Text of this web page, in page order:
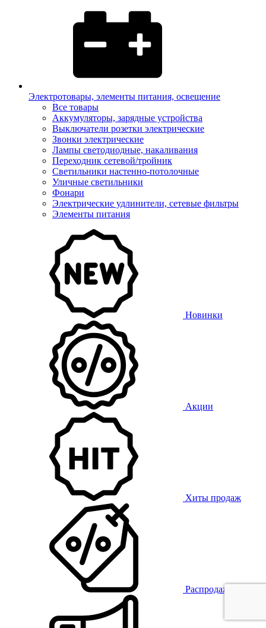
Электротовары, элементы питания, освещение
Все товары
Аккумуляторы, зарядные устройства
Выключатели розетки электрические
Звонки электрические
Лампы светодиодные, накаливания
Переходник сетевой/тройник
Светильники настенно-потолочные
Уличные светильники
Фонари
Электрические удлинители, сетевые фильтры
Элементы питания
Новинки
Акции
Хиты продаж
Распродажа